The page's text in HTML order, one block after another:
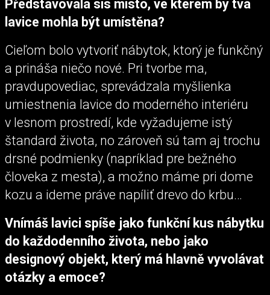
Představovala sis místo, ve kterém by tvá
lavice mohla být umístěna?
Cieľom bolo vytvoriť nábytok, ktorý je funkčný
a prináša niečo nové. Pri tvorbe ma,
pravdupovediac, sprevádzala myšlienka
umiestnenia lavice do moderného interiéru
v lesnom prostredí, kde vyžadujeme istý
štandard života, no zároveň sú tam aj trochu
drsné podmienky (napríklad pre bežného
človeka z mesta), a možno máme pri dome
kozu a ideme práve napíliť drevo do krbu…
Vnímáš lavici spíše jako funkční kus nábytku
do každodenního života, nebo jako
designový objekt, který má hlavně vyvolávat
otázky a emoce?